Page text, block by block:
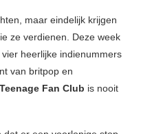
maar eindelijk krijgen
ze verdienen. Deze week
heerlijke indienummers
van britpop en
Teenage Fan Club is nooit